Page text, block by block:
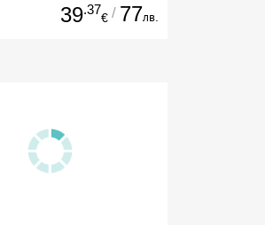
39.37
€ / 77лв.